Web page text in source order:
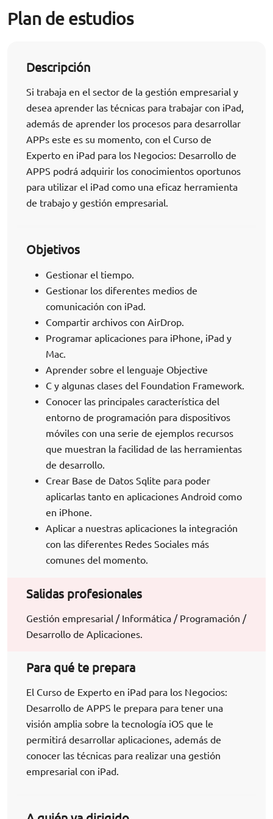
Plan de estudios
Descripción
Si trabaja en el sector de la gestión empresarial y
desea aprender las técnicas para trabajar con iPad,
además de aprender los procesos para desarrollar
APPs este es su momento, con el Curso de
Experto en iPad para los Negocios: Desarrollo de
APPS podrá adquirir los conocimientos oportunos
para utilizar el iPad como una eficaz herramienta
de trabajo y gestión empresarial.
Objetivos
Gestionar el tiempo.
Gestionar los diferentes medios de
comunicación con iPad.
Compartir archivos con AirDrop.
Programar aplicaciones para iPhone, iPad y
Mac.
Aprender sobre el lenguaje Objective
C y algunas clases del Foundation Framework.
Conocer las principales característica del
entorno de programación para dispositivos
móviles con una serie de ejemplos recursos
que muestran la facilidad de las herramientas
de desarrollo.
Crear Base de Datos Sqlite para poder
aplicarlas tanto en aplicaciones Android como
en iPhone.
Aplicar a nuestras aplicaciones la integración
con las diferentes Redes Sociales más
comunes del momento.
Salidas profesionales
Gestión empresarial / Informática / Programación /
Desarrollo de Aplicaciones.
Para qué te prepara
El Curso de Experto en iPad para los Negocios:
Desarrollo de APPS le prepara para tener una
visión amplia sobre la tecnología iOS que le
permitirá desarrollar aplicaciones, además de
conocer las técnicas para realizar una gestión
empresarial con iPad.